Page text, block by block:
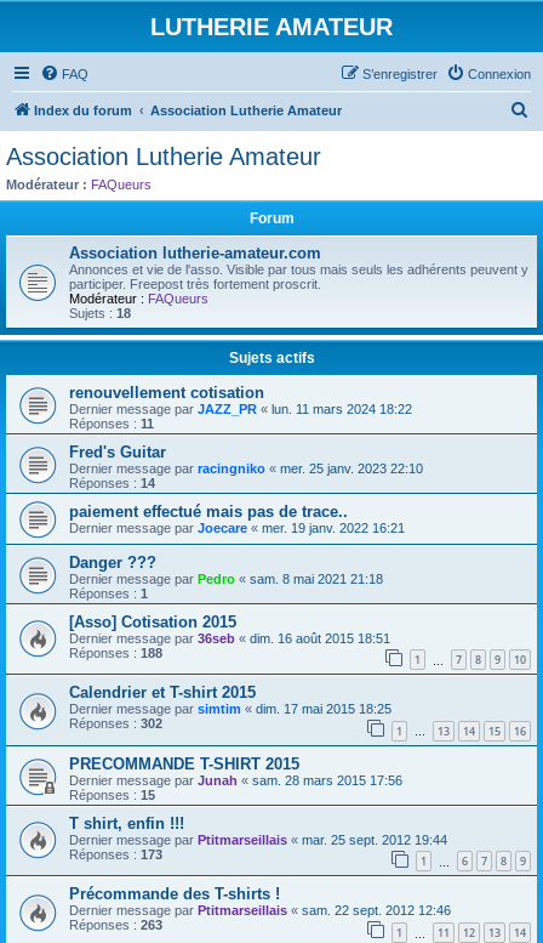
LUTHERIE AMATEUR
FAQ Connexion
S’enregistrer
Index du forum Association Lutherie Amateur
e
Association Lutherie Amateur
Modérateur : FAQueurs
Forum
Association lutherie-amateur.com
Annonces et vie de l'asso. Visible par tous mais seuls les adhérents peuvent y
participer. Freepost très fortement proscrit.
Modérateur : FAQueurs
Sujets : 18
Sujets actifs
renouvellement cotisation
Dernier message par JAZZ_PR « lun. 11 mars 2024 18:22
Réponses : 11
Fred's Guitar
Dernier message par racingniko « mer. 25 janv. 2023 22:10
Réponses : 14
paiement effectué mais pas de trace..
Dernier message par Joecare « mer. 19 janv. 2022 16:21
Danger ???
Dernier message par Pedro « sam. 8 mai 2021 21:18
Réponses : 1
[Asso] Cotisation 2015
Dernier message par 36seb « dim. 16 août 2015 18:51
Réponses : 188 1 7 8 9 10
Calendrier et T-shirt 2015
Dernier message par simtim « dim. 17 mai 2015 18:25
Réponses : 302 1 … 13 14 15 16
PRECOMMANDE T-SHIRT 2015
Dernier message par Junah « sam. 28 mars 2015 17:56
Réponses : 15
T shirt, enfin !!!
Dernier message par Ptitmarseillais « mar. 25 sept. 2012 19:44
Réponses : 173 1 6 7 8 9
Précommande des T-shirts !
Dernier message par Ptitmarseillais « sam. 22 sept. 2012 12:46
Réponses : 263 1 11 12 13 14